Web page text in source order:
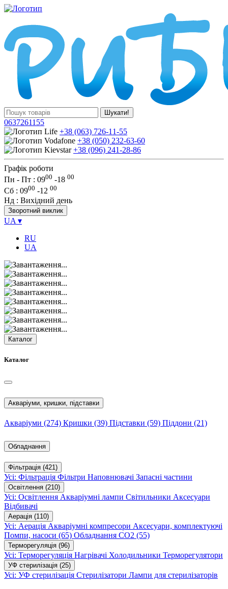
Шукати!
0637261155
+38 (063) 726-11-55
+38 (050) 232-63-60
+38 (096) 241-28-86
Графік роботи
Пн - Пт : 0900 -18 00
Сб : 0900 -12 00
Нд : Вихідний день
Зворотний виклик
UA ▾
RU
UA
Каталог
Каталог
Акваріуми, кришки, підставки
Акваріуми (274) Кришки (39) Підставки (59) Піддони (21)
Обладнання
Фільтрація (421)
Усі: Фільтрація Фільтри Наповнювачі Запасні частини
Освітлення (210)
Усі: Освітлення Акваріумні лампи Світильники Аксесуари
Відбивачі
Аерація (110)
Усі: Аерація Акваріумні компресори Аксесуари, комплектуючі
Помпи, насоси (65) Обладнання CO2 (55)
Терморегуляція (96)
Усі: Терморегуляція Нагрівачі Холодильники Терморегулятори
УФ стерилізація (25)
Усі: УФ стерилізація Стерилізатори Лампи для стерилізаторів